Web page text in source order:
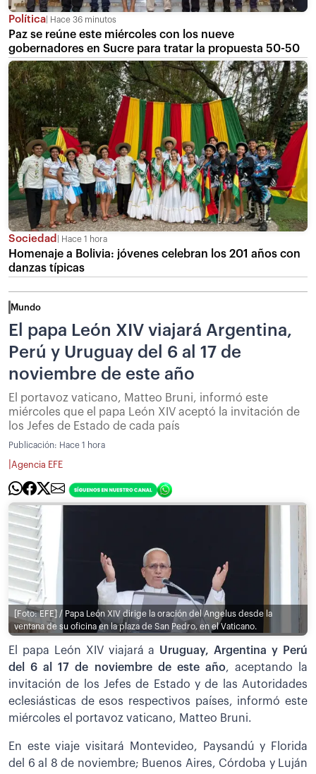
Política Hace 36 minutos
Paz se reúne este miércoles con los nueve
gobernadores en Sucre para tratar la propuesta 50-50
Sociedad Hace 1 hora
Homenaje a Bolivia: jóvenes celebran los 201 años con
danzas típicas
Mundo
El papa León XIV viajará Argentina,
Perú y Uruguay del 6 al 17 de
noviembre de este año
El portavoz vaticano, Matteo Bruni, informó este
miércoles que el papa León XIV aceptó la invitación de
los Jefes de Estado de cada país
Publicación: Hace 1 hora
Agencia EFE
[Foto: EFE] / Papa León XIV dirige la oración del Angelus desde la
ventana de su oficina en la plaza de San Pedro, en el Vaticano.
El papa León XIV viajará a Uruguay, Argentina y Perú
del 6 al 17 de noviembre de este año, aceptando la
invitación de los Jefes de Estado y de las Autoridades
eclesiásticas de esos respectivos países, informó este
miércoles el portavoz vaticano, Matteo Bruni.
En este viaje visitará Montevideo, Paysandú y Florida
del 6 al 8 de noviembre; Buenos Aires, Córdoba y Luján